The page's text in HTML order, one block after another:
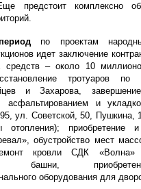
предстоит комплексно
по проектам
идет заключение
– около 10
тротуаров
и Захарова,
асфальтированием и
ул. Советской, 50, Пушкина,
отопления); приобретение
обустройство мест
кровли СДК
башни,
оборудования для